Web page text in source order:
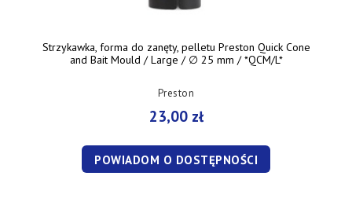
Strzykawka, forma do zanęty, pelletu Preston Quick Cone
and Bait Mould / Large / ∅ 25 mm / *QCM/L*
Preston
23,00 zł
POWIADOM O DOSTĘPNOŚCI